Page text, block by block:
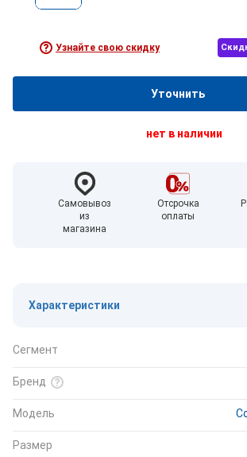
Узнайте свою скидку
Уточнить
нет в наличии
Самовывоз
из
магазина
Отсрочка
оплаты
Характеристики
Сегмент
Бренд
Модель
Размер